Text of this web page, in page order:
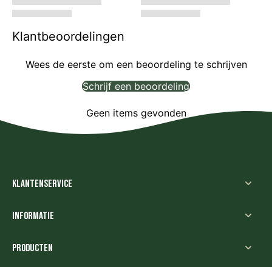
Klantbeoordelingen
Wees de eerste om een beoordeling te schrijven
Schrijf een beoordeling
Geen items gevonden
Klantenservice
Informatie
Producten